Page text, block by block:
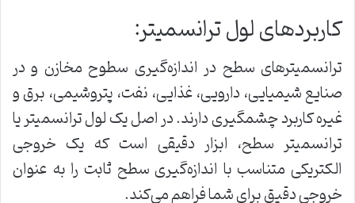
کاربردهای لول ترانسمیتر:
ترانسمیترهای سطح در اندازه‌گیری سطوح مخازن و در
صنایع شیمیایی، دارویی، غذایی، نفت، پتروشیمی، برق و
غیره کاربرد چشمگیری دارند. در اصل یک لول ترانسمیتر یا
ترانسمیتر سطح، ابزار دقیقی است که یک خروجی
الکتریکی متناسب با اندازه‌گیری سطح ثابت را به عنوان
خروجی دقیق برای شما فراهم می‌کند.